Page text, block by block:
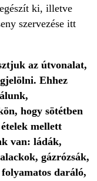
ki, illetve
szervezése itt
az útvonalat,
Ehhez
hogy sötétben
mellett
van: ládák,
gázrózsák,
folyamatos daráló,